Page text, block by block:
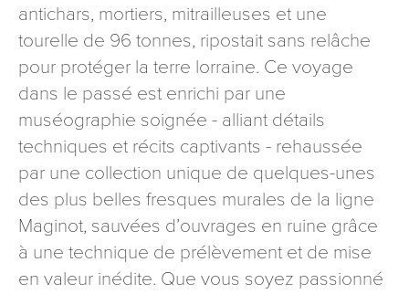
antichars, mortiers, mitrailleuses et une
tourelle de 96 tonnes, ripostait sans relâche
pour protéger la terre lorraine. Ce voyage
dans le passé est enrichi par une
muséographie soignée - alliant détails
techniques et récits captivants - rehaussée
par une collection unique de quelques-unes
des plus belles fresques murales de la ligne
Maginot, sauvées d’ouvrages en ruine grâce
à une technique de prélèvement et de mise
en valeur inédite. Que vous soyez passionné